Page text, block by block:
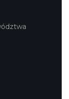
2026-07-31